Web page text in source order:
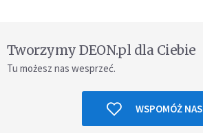
Tworzymy DEON.pl dla Ciebie
Tu możesz nas wesprzeć.
WSPOMÓŻ NAS